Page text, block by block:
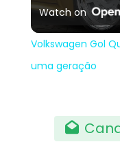
Watch on
Volkswagen Gol
uma geração